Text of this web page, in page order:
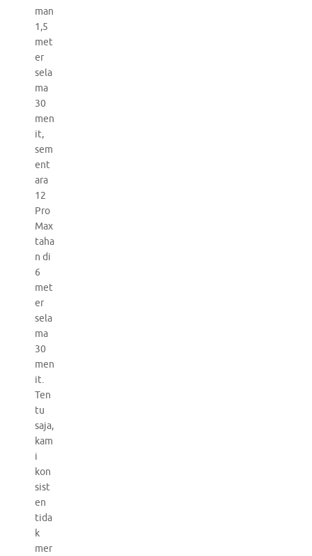
man
1,5
met
er
sela
ma
30
men
it,
sem
ent
ara
12
Pro
Max
taha
n di
6
met
er
sela
ma
30
men
it.
Ten
tu
saja,
kam
i
kon
sist
en
tida
k
mer